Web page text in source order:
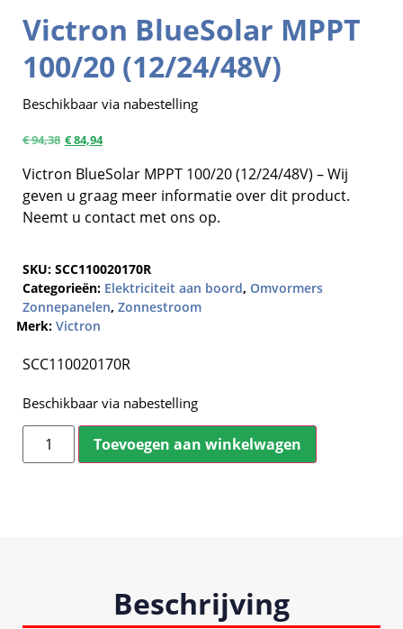
Victron BlueSolar MPPT
100/20 (12/24/48V)
Beschikbaar via nabestelling
€94,38 €84,94
Victron BlueSolar MPPT 100/20 (12/24/48V) – Wij
geven u graag meer informatie over dit product.
Neemt u contact met ons op.
SKU: SCC110020170R
Categorieën: Elektriciteit aan boord, Omvormers
Zonnepanelen, Zonnestroom
Merk: Victron
SCC110020170R
Beschikbaar via nabestelling
Toevoegen aan winkelwagen
Beschrijving